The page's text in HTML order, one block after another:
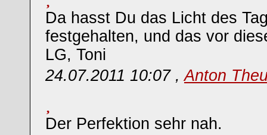
Da hasst Du das Licht des
festgehalten, und das vor
LG, Toni
24.07.2011 10:07 ,Anton
Der Perfektion sehr nah.